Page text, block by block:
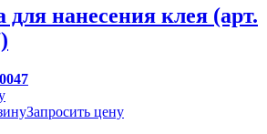
для нанесения клея (арт.
Запросить цену